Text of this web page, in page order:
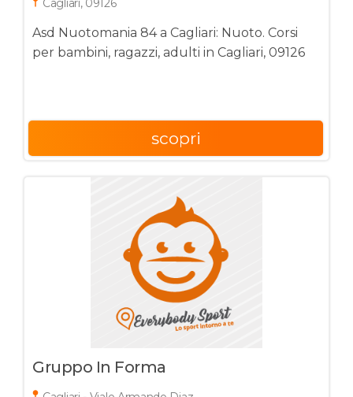
Cagliari, 09126
Asd Nuotomania 84 a Cagliari: Nuoto. Corsi
per bambini, ragazzi, adulti in Cagliari, 09126
scopri
Gruppo In Forma